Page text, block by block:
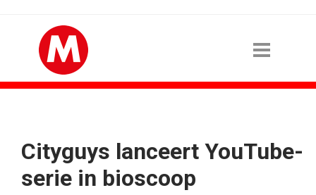
Cityguys lanceert YouTube-
serie in bioscoop